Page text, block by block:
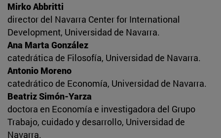
Mirko Abbritti
director del Navarra Center for International
Development, Universidad de Navarra.
Ana Marta González
catedrática de Filosofía, Universidad de Navarra.
Antonio Moreno
catedrático de Economía, Universidad de Navarra.
Beatriz Simón-Yarza
doctora en Economía e investigadora del Grupo
Trabajo, cuidado y desarrollo, Universidad de
Navarra.